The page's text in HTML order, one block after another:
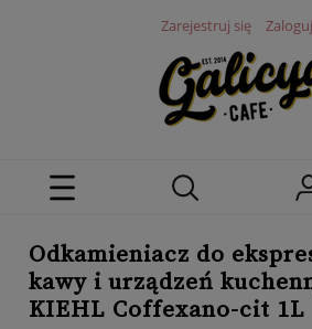
Zarejestruj się
Odkamieniacz do
kawy i urządzeń
KIEHL Coffexano-cit 1L